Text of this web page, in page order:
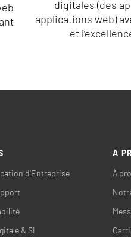
digitales (des
applications web)
et
d'Entreprise
& SI
A
À